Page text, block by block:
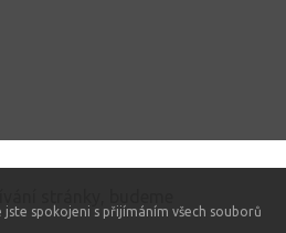
spokojeni s přijímáním všech souborů
stránky, budeme